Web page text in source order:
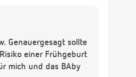
Genauergesagt sollte
einer Frühgeburt
mich und das BAby